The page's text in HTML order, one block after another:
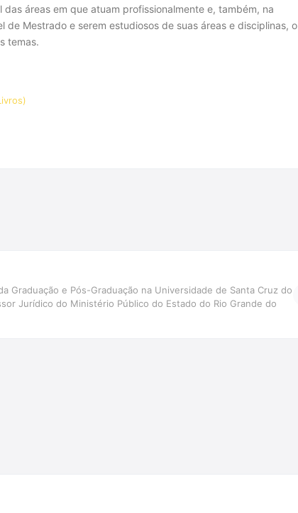
áreas em que atuam profissionalmente e, também, na
Mestrado e serem estudiosos de suas áreas e disciplinas, o
temas.
Graduação e Pós-Graduação na Universidade de Santa Cruz do
Jurídico do Ministério Público do Estado do Rio Grande do